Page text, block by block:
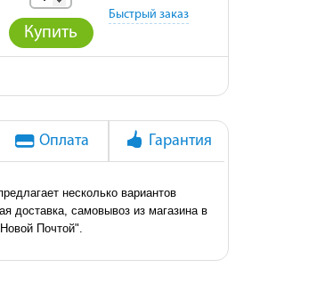
Купить
Быстрый заказ
Оплата Гарантия
несколько вариантов
доставка, самовывоз из магазина в
Почтой".